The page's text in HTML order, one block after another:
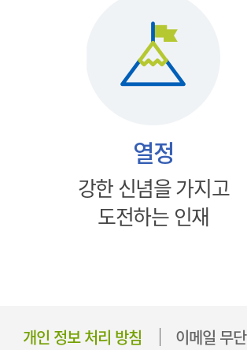
열정
강한 신념을 가지고
도전하는 인재
개인 정보 처리 방침 이메일 무